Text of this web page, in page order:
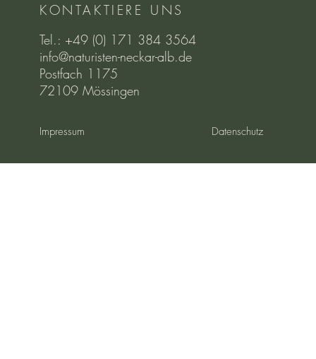
KONTAKTIERE UNS
Tel.: +49 (0) 171 384 3564
info@naturisten-neckar-alb.de
Postfach 1175
72109 Mössingen
Impressum Datenschutz